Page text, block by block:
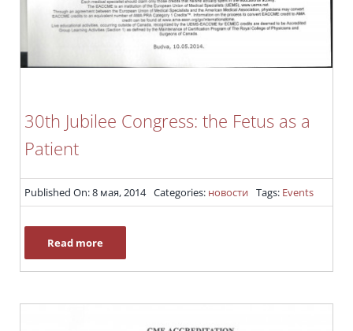
30th Jubilee Congress: the Fetus as a
Patient
Published On: 8 мая, 2014 Categories: новости Tags: Events
Read more